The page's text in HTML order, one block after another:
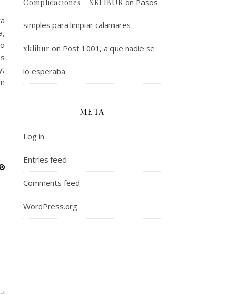
Complicaciones - XKLIBUR on Pasos
simples para limpiar calamares
xklibur on Post 1001, a que nadie se
lo esperaba
META
Log in
Entries feed
Comments feed
WordPress.org